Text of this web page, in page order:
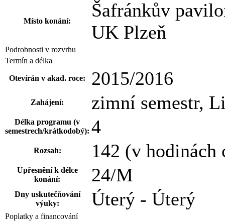
Místo konání:
Šafránkův
UK Plzeň
Podrobnosti v rozvrhu
Termín a délka
Otevírán v akad. roce: 2015/2016
Zahájení: zimní semestr,
Délka programu (v
semestrech/krátkodobý): 4
Rozsah: 142 (v hodinách
Upřesnění k délce
konání:
24/M
Dny uskutečňování
výuky:
Úterý - Úterý
Poplatky a financování